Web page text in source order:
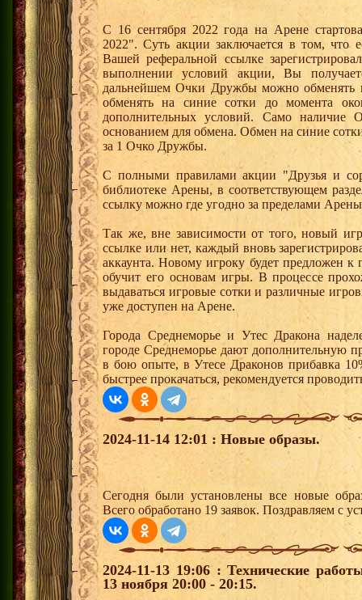
С 16 сентября 2022 года на Арене
2022". Суть акции заключается в том, что
Вашей реферальной ссылке
выполнении условий акции, Вы
дальнейшем Очки Дружбы можно
обменять на синие сотки до момента
дополнительных условий. Само наличие
основанием для обмена. Обмен на синие
за 1 Очко Дружбы.
С полными правилами акции "Друзья и
библиотеке Арены, в соответствующем
ссылку можно где угодно за пределами
Так же, вне зависимости от того, новый
ссылке или нет, каждый вновь
аккаунта. Новому игроку будет предложен
обучит его основам игры. В процессе
выдаваться игровые сотки и различные
уже доступен на Арене.
Города Среднеморье и Утес Дракона
городе Среднеморье дают дополнительную
в бою опыте, в Утесе Драконов прибавка
быстрее прокачаться, рекомендуется
2024-11-14 12:01 : Новые образы.
Сегодня были установлены все новые
Всего обработано 19 заявок. Поздравляем с
2024-11-13 19:06 : Технические
13 ноября 20:00 - 20:15.